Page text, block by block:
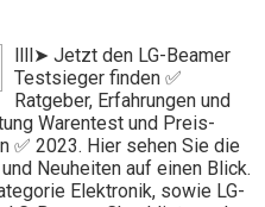
llll➤ Jetzt den LG-Beamer
Testsieger finden ✅
Ratgeber, Erfahrungen und
Warentest und Preis-
✅ 2023. Hier sehen Sie die
Neuheiten auf einen Blick.
Elektronik, sowie LG-